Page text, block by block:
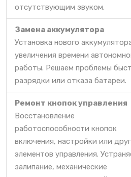
отсутствующим звуком.
Замена аккумулятора
Установка нового
увеличения времени
работы. Решаем проблемы
разрядки или отказа батареи.
Ремонт кнопок управления
Восстановление
работоспособности кнопок
включения, настройки или
элементов управления.
залипание, механические